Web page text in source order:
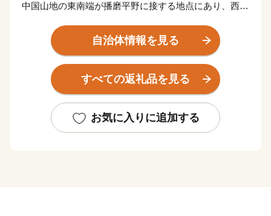
中国山地の東南端が播磨平野に接する地点にあり、西光
ートルの山地や丘陵に囲まれています。
中央部を県下最長の加古川が流れ、市域南部で杉原川、
野間川と合流しており、これらの河川沿いに開けた平野
部に集落や農地が形成されています。
古くから「播州織」や「播州釣針」の産地として栄えて
きました。神戸ビーフの素となる「黒田庄和牛」や酒造
自治体情報を見る
すべての返礼品を見る
お気に入りに追加する